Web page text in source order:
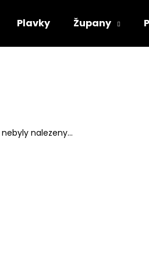
Plavky Župany
nebyly nalezeny...